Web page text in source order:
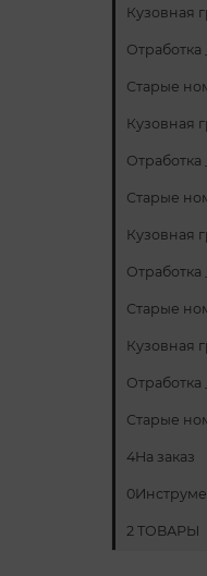
Кузовная
Отработка
Старые
Кузовная
Отработка
Старые
Кузовная
Отработка
Старые
Кузовная
Отработка
Старые
4На заказ
2 ТОВАРЫ